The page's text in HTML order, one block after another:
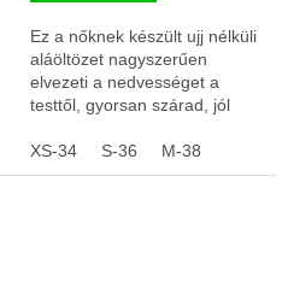
Ez a nőknek készült ujj nélküli
aláöltözet nagyszerűen
elvezeti a nedvességet a
testtől, gyorsan szárad, jól
XS-34
S-36 M-38